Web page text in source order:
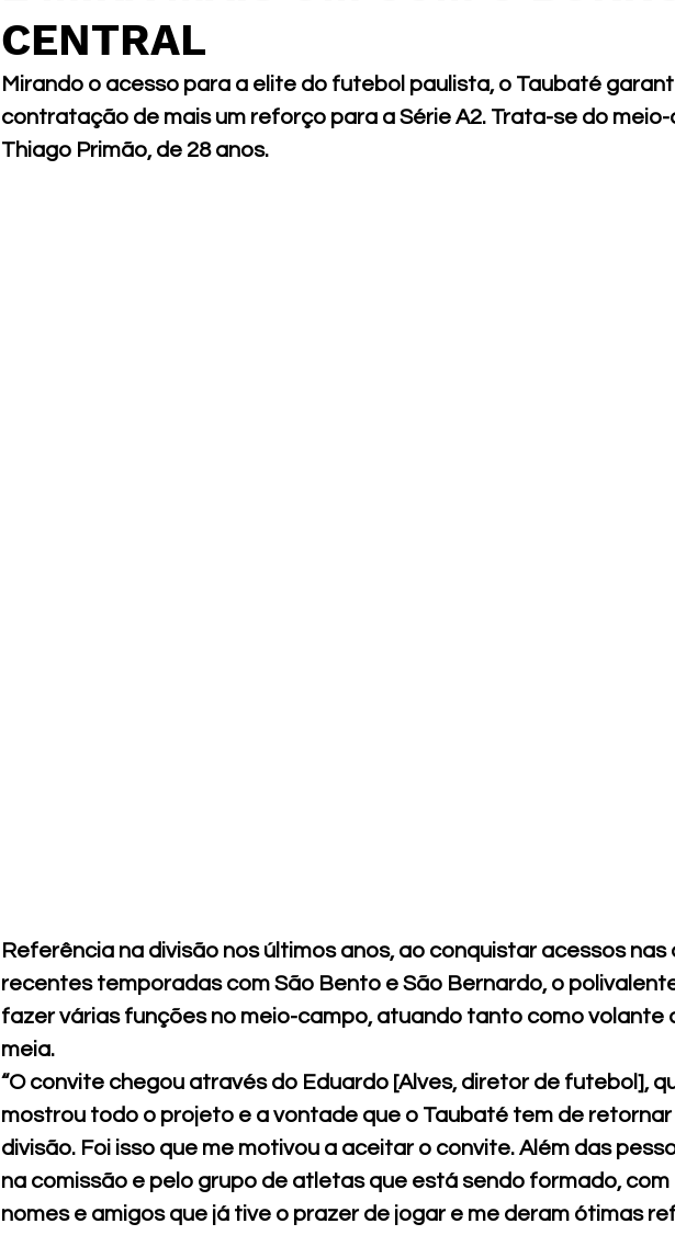
CENTRAL
Mirando o acesso para a elite do futebol paulista, o Taubaté
contratação de mais um reforço para a Série A2. Trata-se do
Thiago Primão, de 28 anos.
Referência na divisão nos últimos anos, ao conquistar acessos nas
recentes temporadas com São Bento e São Bernardo, o
fazer várias funções no meio-campo, atuando tanto como volante
meia.
“O convite chegou através do Eduardo [Alves, diretor de futebol],
mostrou todo o projeto e a vontade que o Taubaté tem de
divisão. Foi isso que me motivou a aceitar o convite. Além das
na comissão e pelo grupo de atletas que está sendo formado,
nomes e amigos que já tive o prazer de jogar e me deram ótimas